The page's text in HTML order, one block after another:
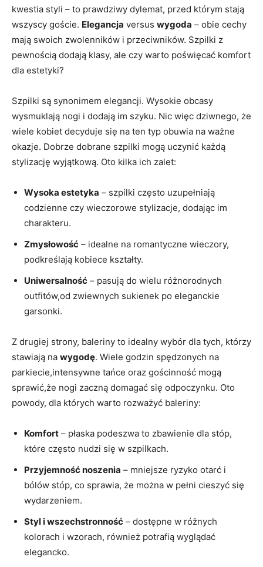
kwestia styli – to prawdziwy dylemat, przed którym stają
wszyscy goście. Elegancja versus wygoda – obie cechy
mają swoich zwolenników i przeciwników. Szpilki z
pewnością dodają klasy, ale czy warto poświęcać komfort
dla estetyki?
Szpilki są synonimem elegancji. Wysokie obcasy
wysmuklają nogi i dodają im szyku. Nic więc dziwnego, że
wiele kobiet decyduje się na ten typ obuwia na ważne
okazje. Dobrze dobrane szpilki mogą uczynić każdą
stylizację wyjątkową. Oto kilka ich zalet:
Wysoka estetyka – szpilki często uzupełniają
codzienne czy wieczorowe stylizacje, dodając im
charakteru.
Zmysłowość – idealne na romantyczne wieczory,
podkreślają kobiece kształty.
Uniwersalność – pasują do wielu różnorodnych
outfitów,od zwiewnych sukienek po eleganckie
garsonki.
Z drugiej strony, baleriny to idealny wybór dla tych, którzy
stawiają na wygodę. Wiele godzin spędzonych na
parkiecie,intensywne tańce oraz gościnność mogą
sprawić,że nogi zaczną domagać się odpoczynku. Oto
powody, dla których warto rozważyć baleriny:
Komfort – płaska podeszwa to zbawienie dla stóp,
które często nudzi się w szpilkach.
Przyjemność noszenia – mniejsze ryzyko otarć i
bólów stóp, co sprawia, że można w pełni cieszyć się
wydarzeniem.
Styl i wszechstronność – dostępne w różnych
kolorach i wzorach, również potrafią wyglądać
elegancko.